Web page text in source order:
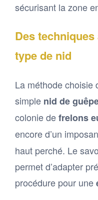
sécurisant la zone
Des
type de nid
La méthode choisie
simple nid de
colonie defrelons
encore d’un
haut perché. Le
permet d’adapter
procédure pour une